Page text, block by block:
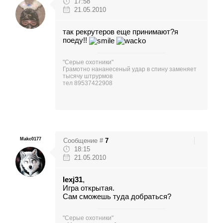
21.05.2010
так рекрутеров еще принимают?я
поеду!!
"Серые охотники"
Грамотно нананесеный удар в спину заменяет
тысячу штрурмов
тел 89537422908
Makc0177 Сообщение # 7
18:15
21.05.2010
lexj31,
Игра открытая.
Сам сможешь туда добраться?
"Серые охотники"